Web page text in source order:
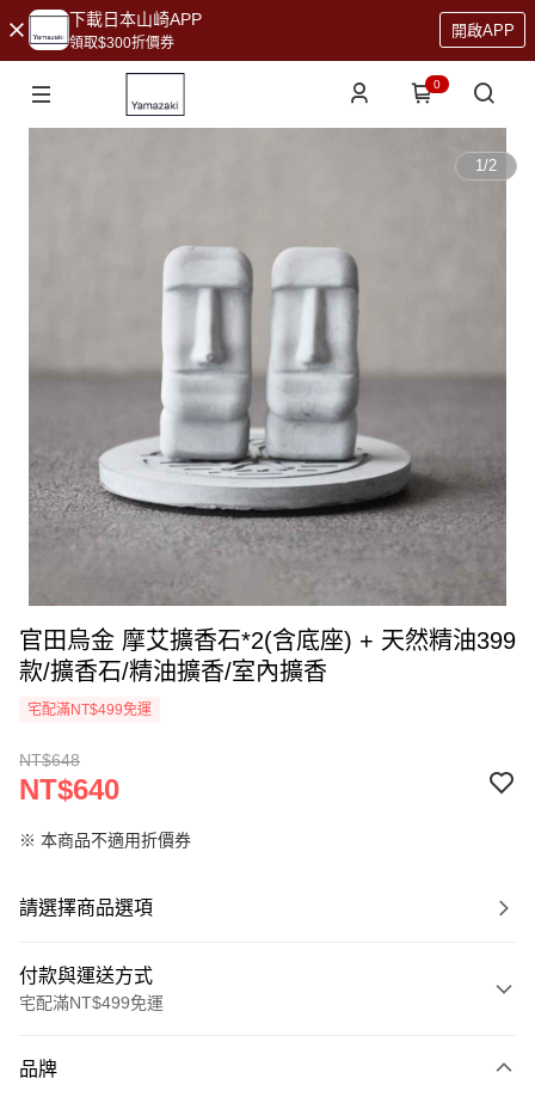
下載日本山崎APP
領取$300折價券
開啟APP
0
1/2
官田烏金 摩艾擴香石*2(含底座) + 天然精油399
款/擴香石/精油擴香/室內擴香
宅配滿NT$499免運
NT$648
NT$640
※ 本商品不適用折價券
請選擇商品選項
付款與運送方式
宅配滿NT$499免運
信用卡一次付款
品牌